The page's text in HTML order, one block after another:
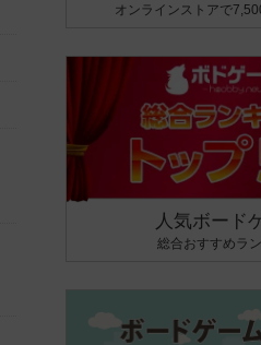
オンラインストアで
人気ボード
総合おすすめラ